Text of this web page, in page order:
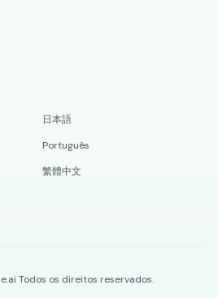
日本語
Português
繁體中文
Todos os direitos reservados.